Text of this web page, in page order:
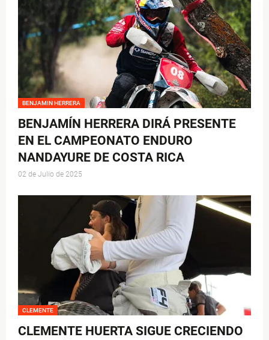
BENJAMIN HERRERA
BENJAMÍN HERRERA DIRÁ PRESENTE
EN EL CAMPEONATO ENDURO
NANDAYURE DE COSTA RICA
02 de Julio de 2025
CLEMENTE
CLEMENTE HUERTA SIGUE CRECIENDO